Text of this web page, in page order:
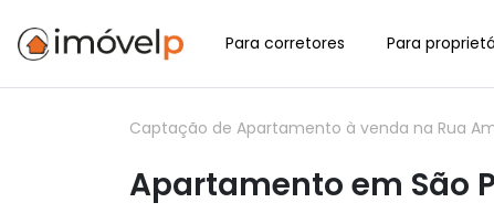
Para corretores Para
Captação de Apartamento à venda na Rua
Apartamento em São